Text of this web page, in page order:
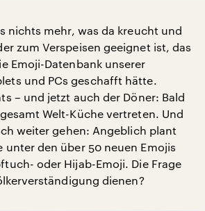
nichts mehr, was da kreucht und
zum Verspeisen geeignet ist, das
Emoji-Datenbank unserer
und PCs geschafft hätte.
– und jetzt auch der Döner: Bald
Welt-Küche vertreten. Und
weiter gehen: Angeblich plant
unter den über 50 neuen Emojis
oder Hijab-Emoji. Die Frage
dienen?